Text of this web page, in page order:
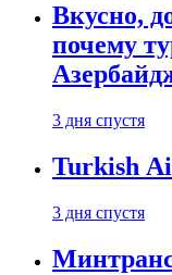
Вкусно,
почему
3 дня спустя
Turkish
3 дня спустя